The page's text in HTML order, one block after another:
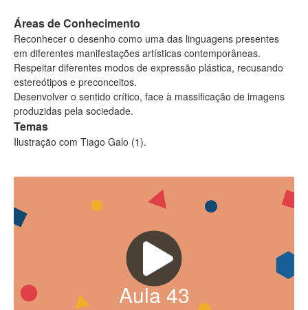
Áreas de Conhecimento
Reconhecer o desenho como uma das linguagens presentes
em diferentes manifestações artísticas contemporâneas.
Respeitar diferentes modos de expressão plástica, recusando
estereótipos e preconceitos.
Desenvolver o sentido crítico, face à massificação de imagens
produzidas pela sociedade.
Temas
Ilustração com Tiago Galo (1).
Aula43